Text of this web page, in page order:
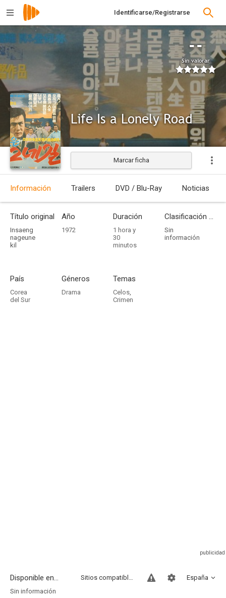
Identificarse/Registrarse
--
Sin valorar
Life Is a Lonely Road
Marcar ficha
Información Trailers DVD / Blu-Ray Noticias
Título original
Insaeng
nageune
kil
Año
1972
Duración
1 hora y
30
minutos
Clasificación por edades
Sin
información
País
Corea
del Sur
Géneros
Drama
Temas
Celos,
Crimen
Disponible en... España
Sitios compatibles
Sin información